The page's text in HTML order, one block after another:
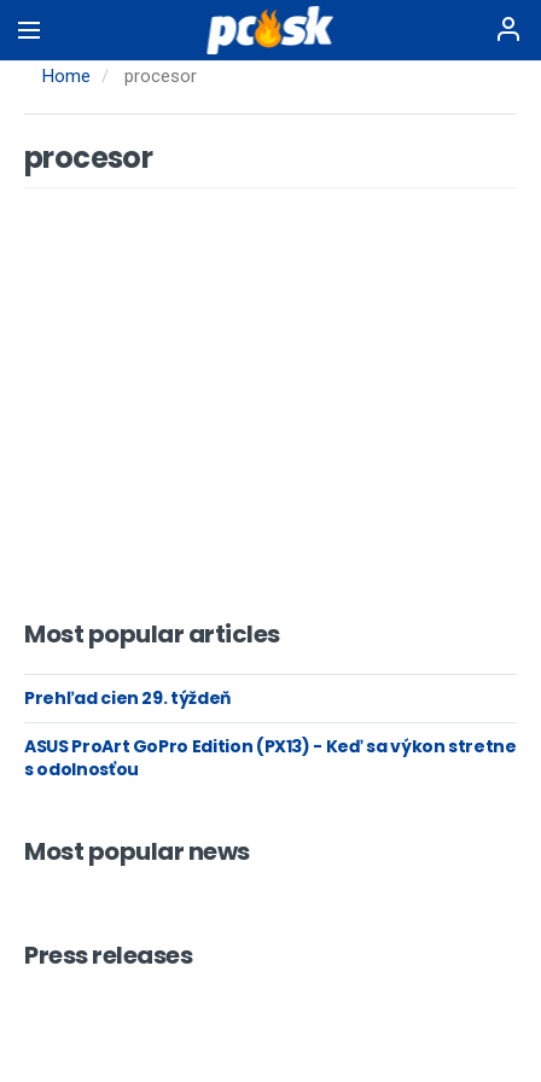
mainHome procesor
procesor
Most popular articles
Prehľad cien 29. týždeň
ASUS ProArt GoPro Edition (PX13) - Keď sa výkon stretne
s odolnosťou
Most popular news
Press releases